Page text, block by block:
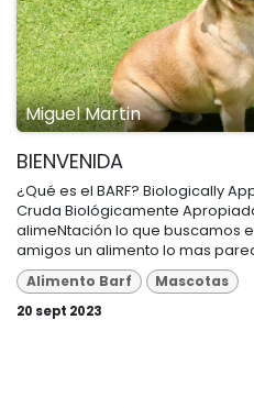
Miguel Martin
BIENVENIDA
¿Qué es el BARF? Biologically
Cruda Biológicamente
alimeNtación lo que buscamos
amigos un alimento lo mas
Alimento Barf Mascotas
20 sept 2023